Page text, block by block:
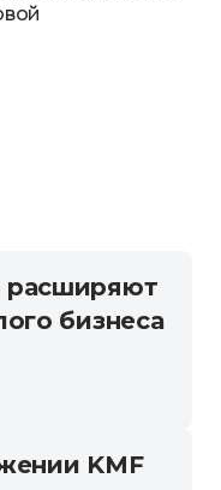
расширяют
бизнеса
KMF